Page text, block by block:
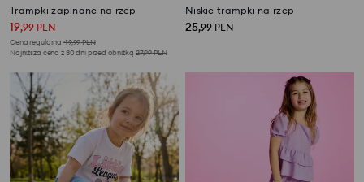
Trampki zapinane na rzep
19,99 PLN
Cena regularna 49,99PLN
Najniższa cena z 30 dni przed obniżką 27,99PLN
Niskie trampki na rzep
25,99 PLN